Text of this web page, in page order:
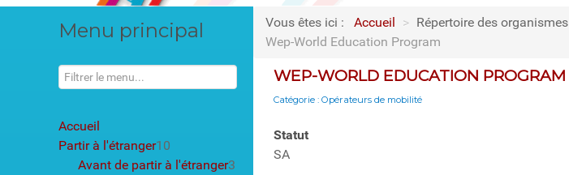
Menu principal
Accueil
Partir à l'étranger10
Avant de partir à l'étranger3
Vous êtes ici : Accueil > Répertoire des organismes
Wep-World Education Program
WEP-WORLD EDUCATION PROGRAM
Catégorie : Opérateurs de mobilité
Statut
SA